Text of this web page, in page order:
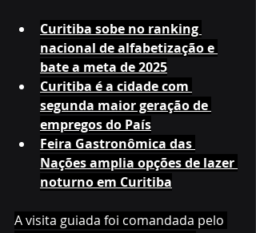
Curitiba sobe no ranking
nacional de alfabetização e
bate a meta de 2025
Curitiba é a cidade com
segunda maior geração de
empregos do País
Feira Gastronômica das
Nações amplia opções de lazer
noturno em Curitiba
A visita guiada foi comandada pelo